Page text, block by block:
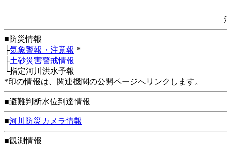
■防災情報
├気象警報・注意報 *
├土砂災害警戒情報
└指定河川洪水予報
*印の情報は、関連機関の公開ページへリンクします。
■避難判断水位到達情報
■河川防災カメラ情報
■観測情報